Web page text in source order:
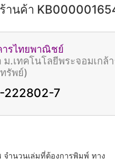
านค้า
ารไทยพาณิชย์
ม.เทคโนโลยีพระจอมเกล้
รัพย์)
222802-7
จำนวนเล่มที่ต้องการพิมพ์ ทาง